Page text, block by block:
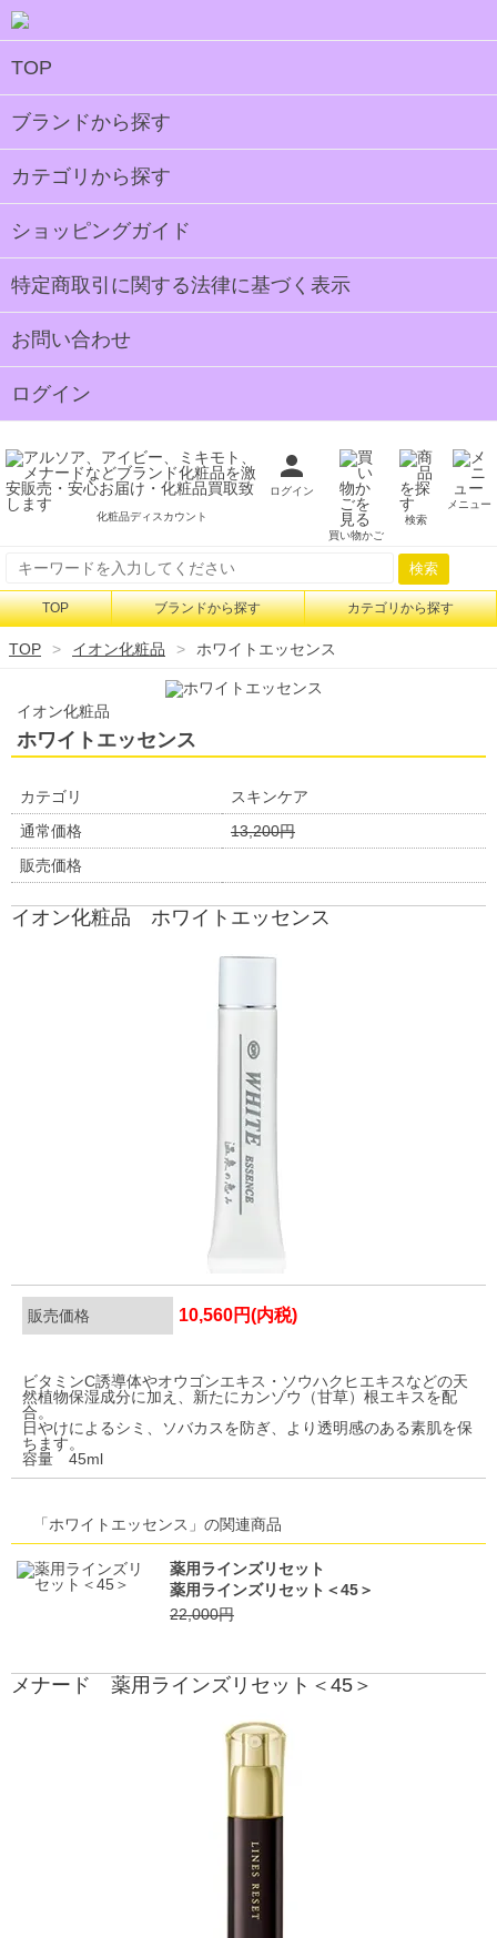
TOP
ブランドから探す
カテゴリから探す
ショッピングガイド
特定商取引に関する法律に基づく表示
お問い合わせ
ログイン
化粧品ディスカウント
ログイン
買い物かご
検索
メニュー
検索
TOP ブランドから探す カテゴリから探す
TOP イオン化粧品 ホワイトエッセンス
イオン化粧品
ホワイトエッセンス
カテゴリ
スキンケア
通常価格
13,200円
販売価格
イオン化粧品 ホワイトエッセンス
販売価格 10,560円(内税)
ビタミンC誘導体やオウゴンエキス・ソウハクヒエキスなどの天
然植物保湿成分に加え、新たにカンゾウ（甘草）根エキスを配
合。
日やけによるシミ、ソバカスを防ぎ、より透明感のある素肌を保
ちます。
容量 45ml
「ホワイトエッセンス」の関連商品
薬用ラインズリセット
薬用ラインズリセット＜45＞
22,000円
メナード 薬用ラインズリセット＜45＞